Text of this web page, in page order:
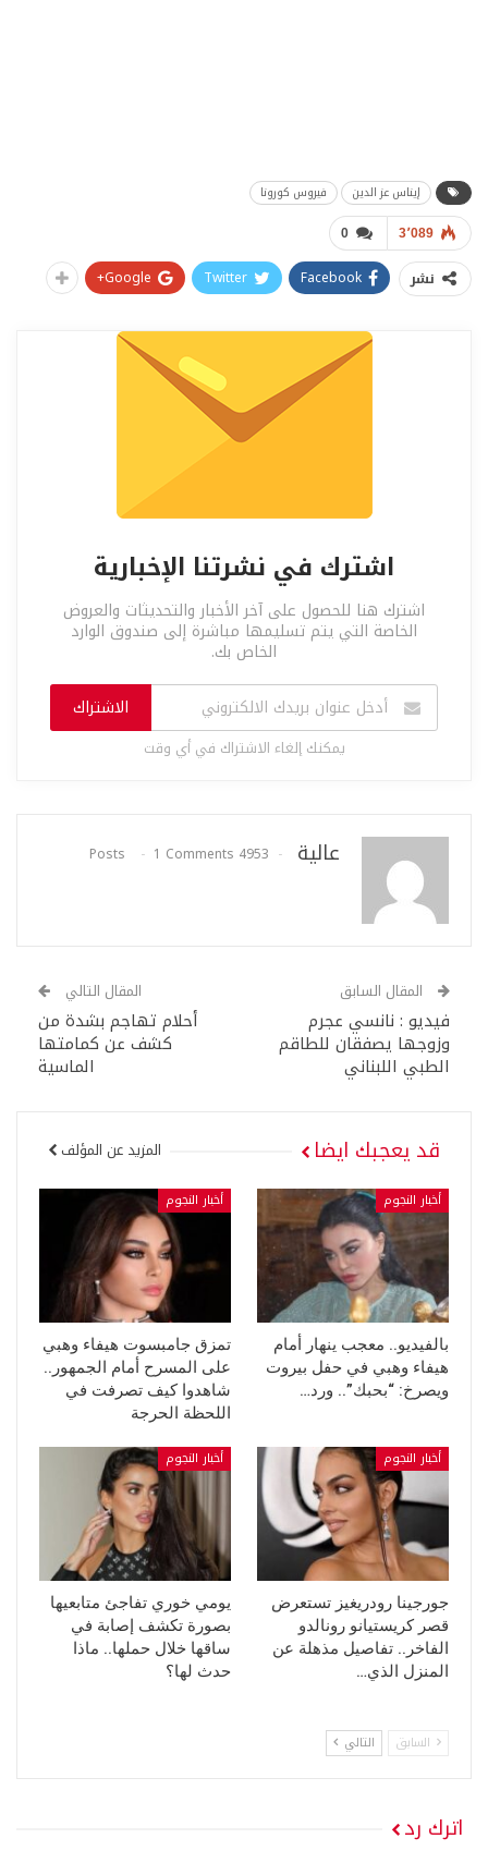
إيناس عز الدين فيروس كورونا
0 3٬089
نشر Facebook
Twitter
Google+
اشترك في نشرتنا الإخبارية
اشترك هنا للحصول على آخر الأخبار والتحديثات والعروض
الخاصة التي يتم تسليمها مباشرة إلى صندوق الوارد
الخاص بك.
الاشتراك
يمكنك إلغاء الاشتراك في أي وقت
عالية 4953 Posts
1 Comments
المقال السابق
فيديو : نانسي عجرم
وزوجها يصفقان للطاقم
الطبي اللبناني
المقال التالي
أحلام تهاجم بشدة من
كشف عن كمامتها
الماسية
قد يعجبك ايضا المزيد عن المؤلف
أخبار النجوم
بالفيديو.. معجب ينهار أمام
هيفاء وهبي في حفل بيروت
ويصرخ: “بحبك”.. ورد…
أخبار النجوم
تمزق جامبسوت هيفاء وهبي
على المسرح أمام الجمهور..
شاهدوا كيف تصرفت في
اللحظة الحرجة
أخبار النجوم
جورجينا رودريغيز تستعرض
قصر كريستيانو رونالدو
الفاخر.. تفاصيل مذهلة عن
المنزل الذي…
أخبار النجوم
يومي خوري تفاجئ متابعيها
بصورة تكشف إصابة في
ساقها خلال حملها.. ماذا
حدث لها؟
السابق التالي
اترك رد